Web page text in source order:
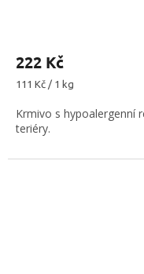
222 Kč
Měrná
111 Kč / 1 kg
Krmivo s hypoalergenní
teriéry.